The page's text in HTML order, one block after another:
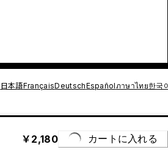
￥2,180 カートに入れる
日本語FrançaisDeutschEspañolภาษาไทย한국